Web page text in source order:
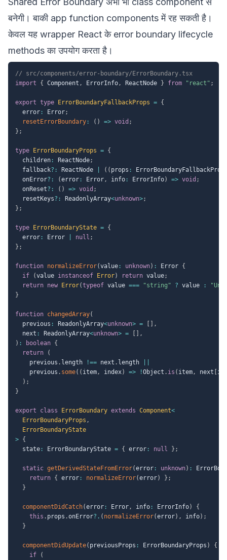
बनेगी। बाकी app function components में रह सकती है।
केवल यह wrapper React के error boundary lifecycle
methods का उपयोग करता है।
// src/components/error-boundary/ErrorBoundary.tsx
import
{ Component , ErrorInfo, ReactNode } from "react" ;
export type ErrorBoundaryFallbackProps = {
  error
: Error;
resetErrorBoundary : ( ) => void ;
} ;
type ErrorBoundaryProps = {
  children
: ReactNode;
  fallback
? : ReactNode ( ( props :
  onError
? : (error : Error, info : ErrorInfo) => void ;
  onReset
? : ( ) => void ;
  resetKeys
? : ReadonlyArray<unknown>;
} ;
type ErrorBoundaryState = {
  error
: Error null ;
} ;
function normalizeError(value : unknown) : Error {
if
(value instanceof Error) return value;
return new Error(typeof value === "string" ? value :
}
function changedArray(
  previous
: ReadonlyArray<unknown> =
,
  next
: ReadonlyArray<unknown> =
,
) : boolean {
return
(
    previous
. length !== next . length
    previous
. some( ( item, index) => !Object . is ( item, next
) ;
}
export class ErrorBoundary extends Component<
  ErrorBoundaryProps
,
> {
  state
: ErrorBoundaryState = { error : null } ;
static getDerivedStateFromError(error : unknown) :
return { error : normalizeError(error) } ;
}
componentDidCatch(error : Error, info : ErrorInfo)
{
this . props .onError?. ( normalizeError(error) , info) ;
}
componentDidUpdate( previousProps : ErrorBoundaryProps )
{
if
(